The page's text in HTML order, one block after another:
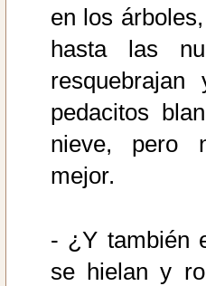
en los
hasta las
pedacitos
nieve, pero
mejor.
- ¿Y también
se hielan y